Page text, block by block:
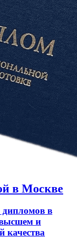
в Москве
дипломов в
и
качества